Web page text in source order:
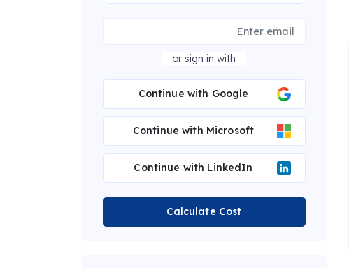
or sign in with
Continue with Google
Continue with Microsoft
Continue with LinkedIn
Calculate Cost